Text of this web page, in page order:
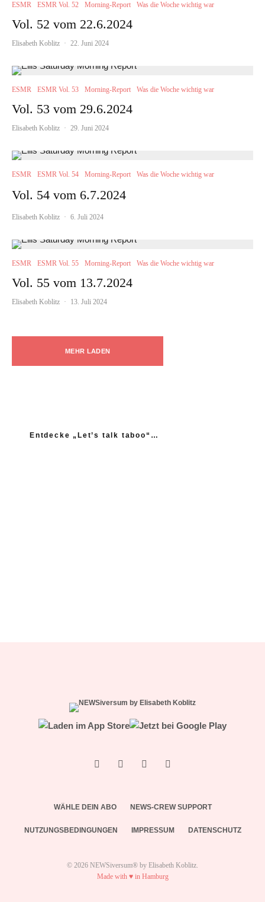
ESMR ESMR Vol. 52 Morning-Report Was die Woche wichtig war
Vol. 52 vom 22.6.2024
Elisabeth Koblitz · 22. Juni 2024
ESMR ESMR Vol. 53 Morning-Report Was die Woche wichtig war
Vol. 53 vom 29.6.2024
Elisabeth Koblitz · 29. Juni 2024
ESMR ESMR Vol. 54 Morning-Report Was die Woche wichtig war
Vol. 54 vom 6.7.2024
Elisabeth Koblitz · 6. Juli 2024
ESMR ESMR Vol. 55 Morning-Report Was die Woche wichtig war
Vol. 55 vom 13.7.2024
Elisabeth Koblitz · 13. Juli 2024
MEHR LADEN
Entdecke „Let’s talk taboo“…
WÄHLE DEIN ABO NEWS-CREW SUPPORT
NUTZUNGSBEDINGUNGEN IMPRESSUM DATENSCHUTZ
© 2026 NEWSiversum® by Elisabeth Koblitz.
Made with ♥ in Hamburg